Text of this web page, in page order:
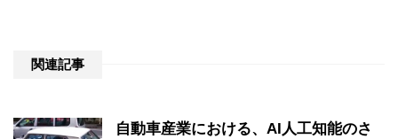
関連記事
自動車産業における、AI人工知能のさ